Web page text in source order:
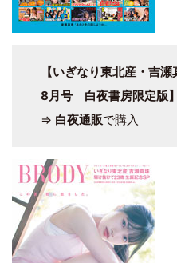
【いぎなり東北産・吉
8月号 白夜書房限定版】
⇒ 白夜通販で購入